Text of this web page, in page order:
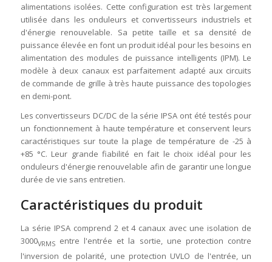
alimentations isolées. Cette configuration est très largement
utilisée dans les onduleurs et convertisseurs industriels et
d'énergie renouvelable. Sa petite taille et sa densité de
puissance élevée en font un produit idéal pour les besoins en
alimentation des modules de puissance intelligents (IPM). Le
modèle à deux canaux est parfaitement adapté aux circuits
de commande de grille à très haute puissance des topologies
en demi-pont.
Les convertisseurs DC/DC de la série IPSA ont été testés pour
un fonctionnement à haute température et conservent leurs
caractéristiques sur toute la plage de température de -25 à
+85 °C. Leur grande fiabilité en fait le choix idéal pour les
onduleurs d'énergie renouvelable afin de garantir une longue
durée de vie sans entretien.
Caractéristiques du produit
La série IPSA comprend 2 et 4 canaux avec une isolation de
3000VRMSentre l'entrée et la sortie, une protection contre
l'inversion de polarité, une protection UVLO de l'entrée, un